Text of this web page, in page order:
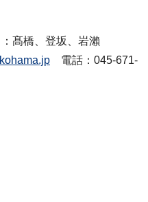
髙橋、登坂、岩瀨
電話：045-671-